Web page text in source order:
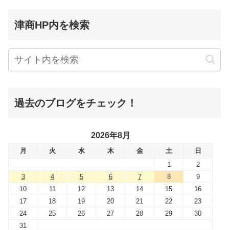
津商HP内を検索
過去のブログをチェック！
2026年8月
月 火 水 木 金 土
日
1
2
3
4 5 6 7 8
9
10
11 12 13 14 15
16
17
18 19 20 21 22
23
24
25 26 27 28 29
30
31